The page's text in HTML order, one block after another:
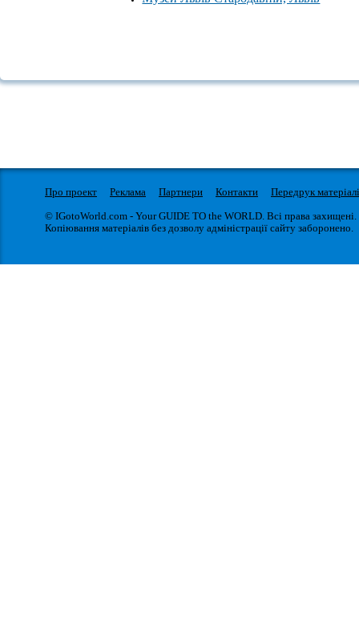
Про проект Реклама Партнери Контакти
Передрук
© IGotoWorld.com - Your GUIDE TO the WORLD. Всі права захищені.
Копіювання матеріалів без дозволу адміністрації сайту заборонено.